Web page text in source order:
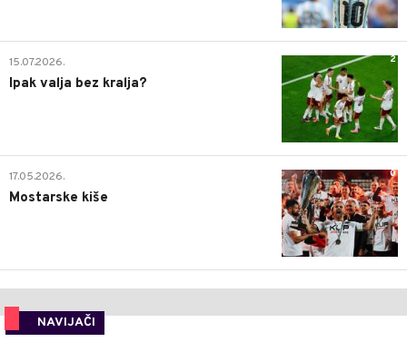
2
15.07.2026.
Ipak valja bez kralja?
0
17.05.2026.
Mostarske kiše
NAVIJAČI